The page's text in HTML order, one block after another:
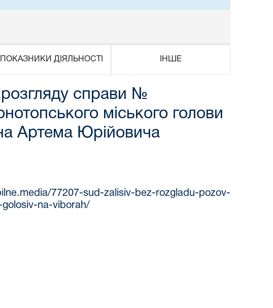
ПОКАЗНИКИ ДІЯЛЬНОСТІ ІНШЕ
розгляду справи №
міського голови
Артема Юрійовича
77207-sud-zalisiv-bez-rozgladu-pozov-
na-viborah/